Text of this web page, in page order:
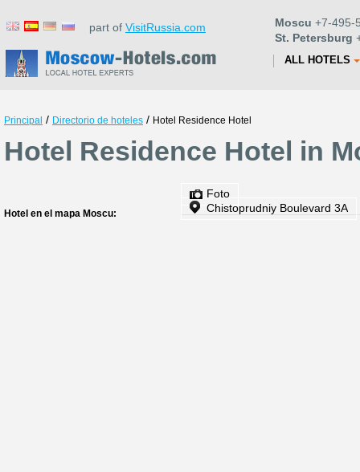
part of VisitRussia.com Moscu +7-495-
St. Petersburg
ALL HOTELS
Principal / Directorio de hoteles / Hotel Residence Hotel
Hotel Residence Hotel in
Hotel en el mapa Moscu:
Foto
Chistoprudniy Boulevard 3A